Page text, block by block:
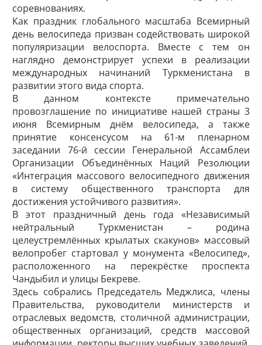
соревнованиях.
Как праздник глобального масштаба Всемирный
день велосипеда призван содействовать широкой
популяризации велоспорта. Вместе с тем он
наглядно демонстрирует успехи в реализации
международных начинаний Туркменистана в
развитии этого вида спорта.
В данном контексте примечательно
провозглашение по инициативе нашей страны 3
июня Всемирным днём велосипеда, а также
принятие консенсусом на 61-м пленарном
заседании 76-й сессии Генеральной Ассамблеи
Организации Объединённых Наций Резолюции
«Интеграция массового велосипедного движения
в систему общественного транспорта для
достижения устойчивого развития».
В этот праздничный день года «Независимый
нейтральный Туркменистан – родина
целеустремлённых крылатых скакунов» массовый
велопробег стартовал у монумента «Велосипед»,
расположенного на перекрёстке проспекта
Чандыбил и улицы Бекреве.
Здесь собрались Председатель Меджлиса, члены
Правительства, руководители министерств и
отраслевых ведомств, столичной администрации,
общественных организаций, средств массовой